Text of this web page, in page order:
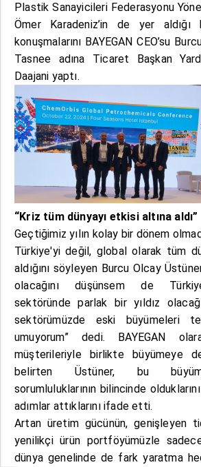
Plastik Sanayicileri Federasyonu
Ömer Karadeniz’in de yer aldığı
konuşmalarını BAYEGAN CEO’su
Tasnee adına Ticaret Başkan
Daajani yaptı.
“Kriz tüm dünyayı etkisi altına aldı”
Geçtiğimiz yılın kolay bir dönem
Türkiye'yi değil, global olarak tüm
aldığını söyleyen Burcu Olcay
olacağını düşünsem de
sektöründe parlak bir yıldız
sektörümüzde eski büyümeleri
umuyorum” dedi. BAYEGAN
müşterileriyle birlikte büyümeye
belirten Üstüner, bu
sorumluluklarının bilincinde
adımlar attıklarını ifade etti.
Artan üretim gücünün, genişleyen
yenilikçi ürün portföyümüzle
dünya genelinde de fark yaratma